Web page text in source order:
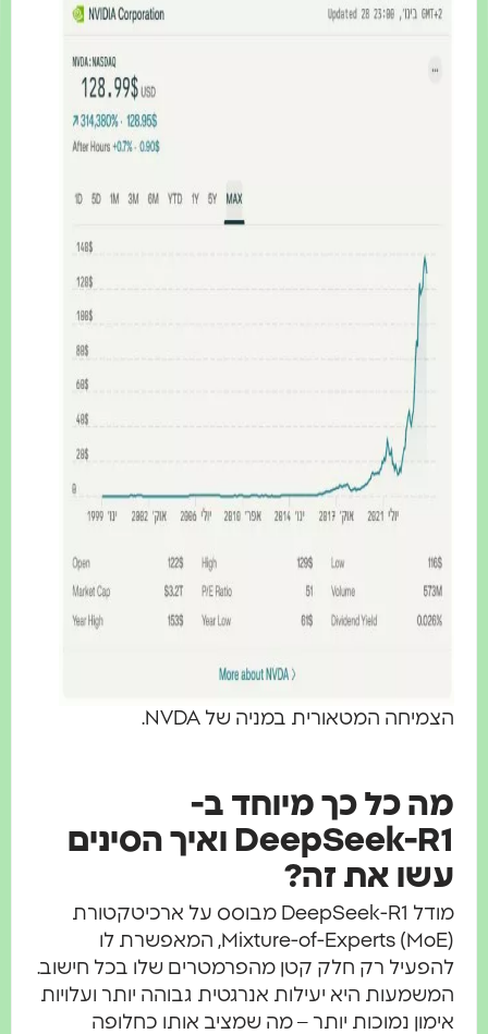
הצמיחה המטאורית במניה של NVDA.
מה כל כך מיוחד ב-
DeepSeek-R1 ואיך הסינים
עשו את זה?
מודל DeepSeek-R1 מבוסס על ארכיטקטורת
Mixture-of-Experts (MoE), המאפשרת לו
להפעיל רק חלק קטן מהפרמטרים שלו בכל חישוב.
המשמעות היא יעילות אנרגטית גבוהה יותר ועלויות
אימון נמוכות יותר – מה שמציב אותו כחלופה